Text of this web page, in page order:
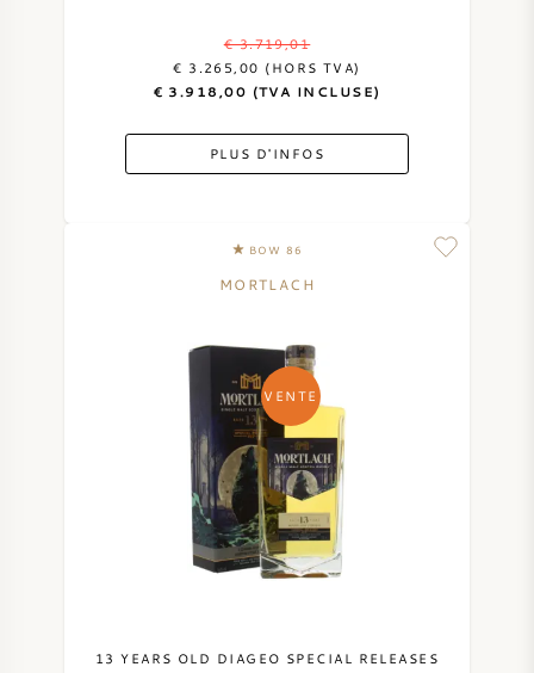
€ 3.719,01
€ 3.265,00 (HORS TVA)
€ 3.918,00 (TVA INCLUSE)
PLUS D'INFOS
BOW 86
VENTE
MORTLACH
13 YEARS OLD DIAGEO SPECIAL RELEASES